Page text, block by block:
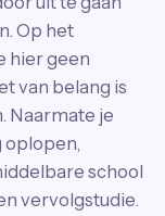
Op het
hier geen
van belang is
Naarmate je
oplopen,
school
vervolgstudie.